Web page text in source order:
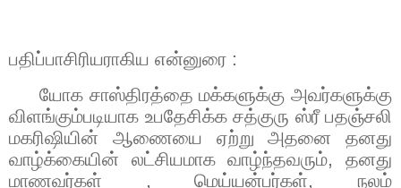
பதிப்பாசிரியராகிய என்னுரை :
யோக சாஸ்திரத்தை மக்களுக்கு அவர்களுக்கு
விளங்கும்படியாக உபதேசிக்க சத்குரு ஸ்ரீ பதஞ்சலி
மகரிஷியின் ஆணையை ஏற்று அதனை தனது
வாழ்க்கையின் லட்சியமாக வாழ்ந்தவரும், தனது
மாணவர்கள் , மெய்யன்பர்கள், நலம்